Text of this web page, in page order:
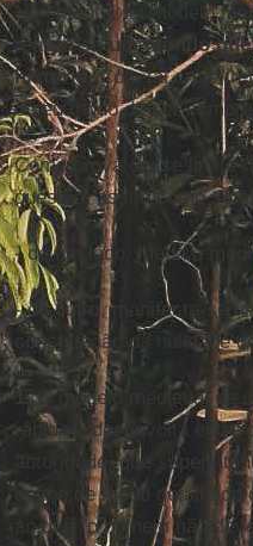
No entanto, tal modelo
realiza-seum mundo
história. Com tal crise,
o seu modo de ser
Como prova desse limite
questão, assim como se
- de um lado, muda o
- de outro, manifesta-se
constatação da nulidade
1.O modelo medieval de
rápida e desenvolta entre
autoridade, que
define de modo
ao que "o homem não